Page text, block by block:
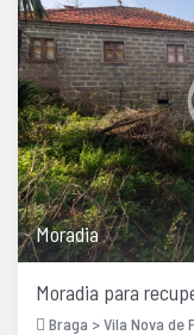
Moradia
Moradia para
Braga > Vila Nova de